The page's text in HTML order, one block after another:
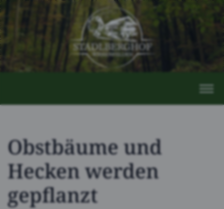
Obstbäume und
Hecken werden
gepflanzt